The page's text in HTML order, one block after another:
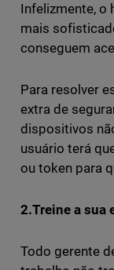
Infelizmente, o
mais
conseguem
Para resolver
extra de
dispositivos
usuário terá
ou token para
2.Treine a sua
Todo gerente